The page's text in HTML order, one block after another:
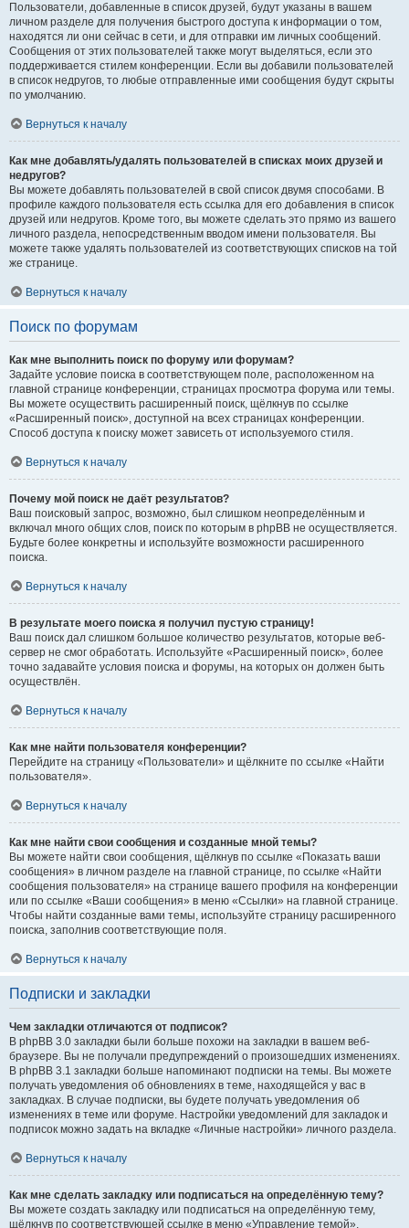
Пользователи, добавленные в список друзей, будут указаны в вашем
личном разделе для получения быстрого доступа к информации о том,
находятся ли они сейчас в сети, и для отправки им личных сообщений.
Сообщения от этих пользователей также могут выделяться, если это
поддерживается стилем конференции. Если вы добавили пользователей
в список недругов, то любые отправленные ими сообщения будут скрыты
по умолчанию.
Вернуться к началу
Как мне добавлять/удалять пользователей в списках моих друзей и
недругов?
Вы можете добавлять пользователей в свой список двумя способами. В
профиле каждого пользователя есть ссылка для его добавления в список
друзей или недругов. Кроме того, вы можете сделать это прямо из вашего
личного раздела, непосредственным вводом имени пользователя. Вы
можете также удалять пользователей из соответствующих списков на той
же странице.
Вернуться к началу
Поиск по форумам
Как мне выполнить поиск по форуму или форумам?
Задайте условие поиска в соответствующем поле, расположенном на
главной странице конференции, страницах просмотра форума или темы.
Вы можете осуществить расширенный поиск, щёлкнув по ссылке
«Расширенный поиск», доступной на всех страницах конференции.
Способ доступа к поиску может зависеть от используемого стиля.
Вернуться к началу
Почему мой поиск не даёт результатов?
Ваш поисковый запрос, возможно, был слишком неопределённым и
включал много общих слов, поиск по которым в phpBB не осуществляется.
Будьте более конкретны и используйте возможности расширенного
поиска.
Вернуться к началу
В результате моего поиска я получил пустую страницу!
Ваш поиск дал слишком большое количество результатов, которые веб-
сервер не смог обработать. Используйте «Расширенный поиск», более
точно задавайте условия поиска и форумы, на которых он должен быть
осуществлён.
Вернуться к началу
Как мне найти пользователя конференции?
Перейдите на страницу «Пользователи» и щёлкните по ссылке «Найти
пользователя».
Вернуться к началу
Как мне найти свои сообщения и созданные мной темы?
Вы можете найти свои сообщения, щёлкнув по ссылке «Показать ваши
сообщения» в личном разделе на главной странице, по ссылке «Найти
сообщения пользователя» на странице вашего профиля на конференции
или по ссылке «Ваши сообщения» в меню «Ссылки» на главной странице.
Чтобы найти созданные вами темы, используйте страницу расширенного
поиска, заполнив соответствующие поля.
Вернуться к началу
Подписки и закладки
Чем закладки отличаются от подписок?
В phpBB 3.0 закладки были больше похожи на закладки в вашем веб-
браузере. Вы не получали предупреждений о произошедших изменениях.
В phpBB 3.1 закладки больше напоминают подписки на темы. Вы можете
получать уведомления об обновлениях в теме, находящейся у вас в
закладках. В случае подписки, вы будете получать уведомления об
изменениях в теме или форуме. Настройки уведомлений для закладок и
подписок можно задать на вкладке «Личные настройки» личного раздела.
Вернуться к началу
Как мне сделать закладку или подписаться на определённую тему?
Вы можете создать закладку или подписаться на определённую тему,
щёлкнув по соответствующей ссылке в меню «Управление темой»,